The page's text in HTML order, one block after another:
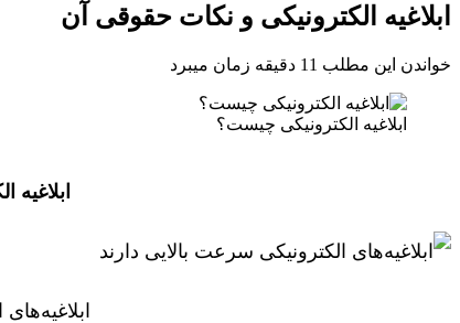
ابلاغیه الکترونیکی و نکات حقوقی آن
خواندن این مطلب 11 دقیقه زمان میبرد
ابلاغیه الکترونیکی چیست؟